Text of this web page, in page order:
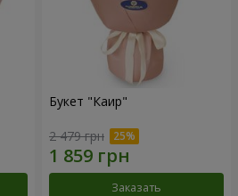
Букет "Каир"
2 479 грн
Заказать